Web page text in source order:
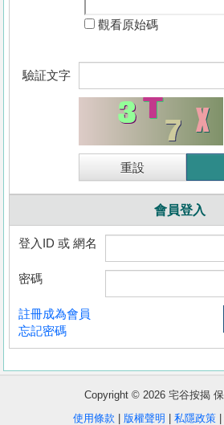
收
藏
樓
盤
觀看原始碼
驗証文字
會員登入
登入ID 或 網名
密碼
註冊成為會員
忘記密碼
Copyright © 2026 宅谷按揭
使用條款
版權聲明 私隱政策|